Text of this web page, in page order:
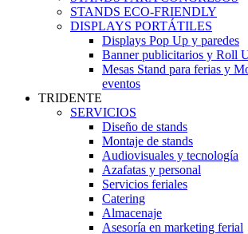
STANDS ECO-FRIENDLY
DISPLAYS PORTÁTILES
Displays Pop Up y paredes
Banner publicitarios y Roll
Mesas Stand para ferias y
eventos
TRIDENTE
SERVICIOS
Diseño de stands
Montaje de stands
Audiovisuales y tecnología
Azafatas y personal
Servicios feriales
Catering
Almacenaje
Asesoría en marketing ferial